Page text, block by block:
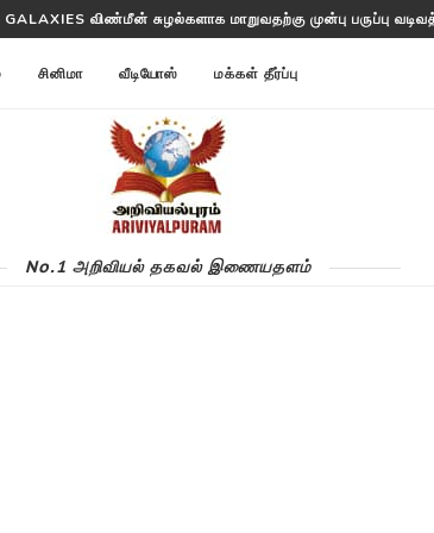
விண்மீன் சுழல்களாக மாறுவதற்கு முன்பு பருப்பு
சினிமா வீடியோஸ் மக்கள் தீர்ப்பு
No.1 அறிவியல் தகவல் இணையதளம்